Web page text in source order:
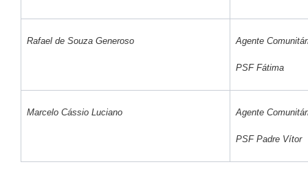
Rafael de Souza Generoso Agente
PSF Fátima
Marcelo Cássio Luciano Agente
PSF Padre Vítor